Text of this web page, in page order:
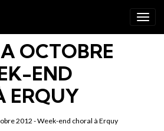
OCTOBRE
END
ERQUY